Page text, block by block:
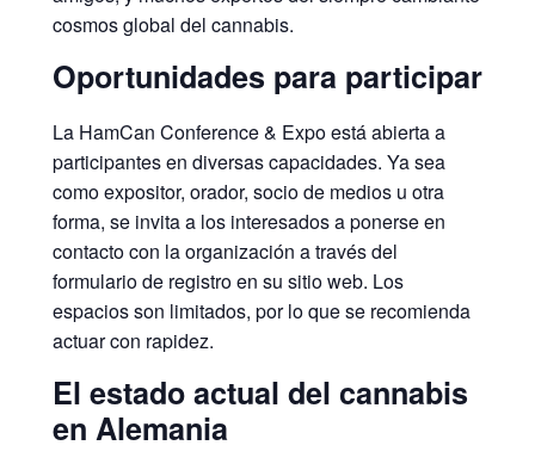
cosmos global del cannabis.
Oportunidades para participar
La HamCan Conference & Expo está abierta a
participantes en diversas capacidades. Ya sea
como expositor, orador, socio de medios u otra
forma, se invita a los interesados a ponerse en
contacto con la organización a través del
formulario de registro en su sitio web. Los
espacios son limitados, por lo que se recomienda
actuar con rapidez.
El estado actual del cannabis
en Alemania